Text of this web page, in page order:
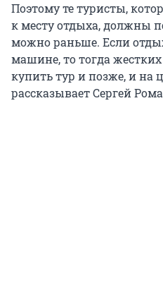
Поэтому те туристы,
к месту отдыха, должны
можно раньше. Если
машине, то тогда
купить тур и позже, и на
рассказывает Сергей